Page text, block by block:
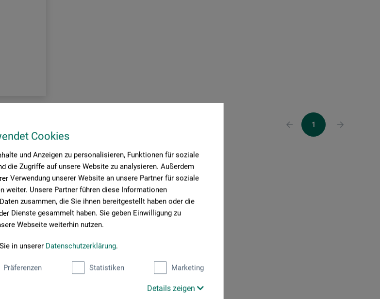
Cookies
und Anzeigen zu personalisieren, Funktionen für soziale
die Zugriffe auf unsere Website zu analysieren. Außerdem
Verwendung unserer Website an unsere Partner für soziale
weiter. Unsere Partner führen diese Informationen
zusammen, die Sie ihnen bereitgestellt haben oder die
Dienste gesammelt haben. Sie geben Einwilligung zu
Webseite weiterhin nutzen.
in unserer Datenschutzerklärung.
Präferenzen Statistiken Marketing
Details zeigen
1